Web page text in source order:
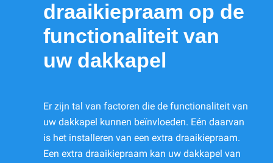
draaikiepraam op de
functionaliteit van
uw dakkapel
Er zijn tal van factoren die de functionaliteit van
uw dakkapel kunnen beïnvloeden. Eén daarvan
is het installeren van een extra draaikiepraam.
Een extra draaikiepraam kan uw dakkapel van